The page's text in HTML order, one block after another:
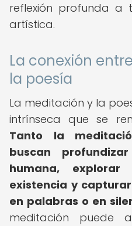
reflexión profunda a
artística.
La conexión
la poesía
La meditación y la
intrínseca que se
Tanto la
buscan
humana,
existencia y
en palabras o en
meditación